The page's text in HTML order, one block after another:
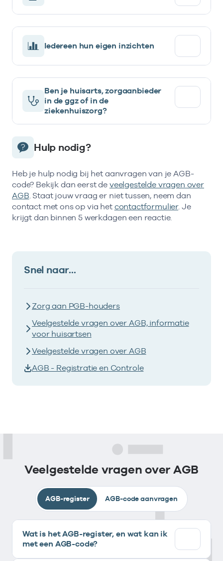
Iedereen hun eigen inzichten
Ben je huisarts, zorgaanbieder
in de ggz of in de
ziekenhuiszorg?
Hulp nodig?
Heb je hulp nodig bij het aanvragen van je AGB-
code? Bekijk dan eerst de veelgestelde vragen over
AGB. Staat jouw vraag er niet tussen, neem dan
contact met ons op via het contactformulier. Je
krijgt dan binnen 5 werkdagen een reactie.
Snel naar...
Zorg aan PGB-houders
Veelgestelde vragen over AGB, informatie
voor huisartsen
Veelgestelde vragen over AGB
AGB - Registratie en Controle
Veelgestelde vragen over AGB
AGB-register AGB-code aanvragen
Wat is het AGB-register, en wat kan ik
met een AGB-code?